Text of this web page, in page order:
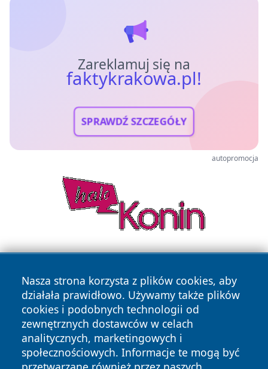
Zareklamuj się na
faktykrakowa.pl!
SPRAWDŹ SZCZEGÓŁY
autopromocja
Nasza strona korzysta z plików cookies, aby
działała prawidłowo. Używamy także plików
cookies i podobnych technologii od
zewnętrznych dostawców w celach
analitycznych, marketingowych i
społecznościowych. Informacje te mogą być
Copyright © 2026 faktykrakowa.pl Wszystkie prawa
zastrzeżone.